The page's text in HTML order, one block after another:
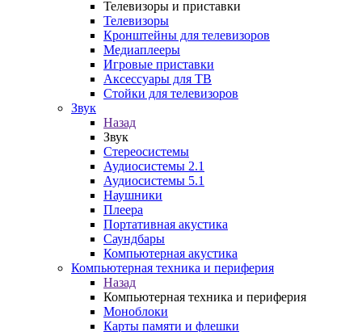
Телевизоры и приставки
Телевизоры
Кронштейны для телевизоров
Медиаплееры
Игровые приставки
Аксессуары для ТВ
Стойки для телевизоров
Звук
Назад
Звук
Стереосистемы
Аудиосистемы 2.1
Аудиосистемы 5.1
Наушники
Плеера
Портативная акустика
Саундбары
Компьютерная акустика
Компьютерная техника и периферия
Назад
Компьютерная техника и периферия
Моноблоки
Карты памяти и флешки